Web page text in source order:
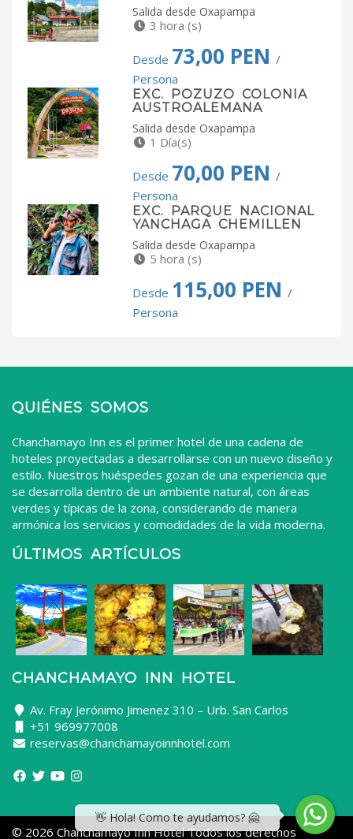
Salida desde Oxapampa
3 hora (s)
Desde 73,00 PEN /
Persona
EXC. POZUZO COLONIA
AUSTROALEMANA
Salida desde Oxapampa
1 Día(s)
Desde 70,00 PEN /
Persona
EXC. PARQUE NACIONAL
YANCHAGA CHEMILLEN
Salida desde Oxapampa
5 hora (s)
Desde 115,00 PEN /
Persona
QUIÉNES SOMOS
Chanchamayo Inn es el primer hotel de una cadena de
hoteles proyectadas a desarrollarse con un nuevo diseño y
estilo. Nuestros huéspedes gozan de una experiencia que
se desarrolla dentro de un ambiente natural, con áreas
verdes y típicas de la zona, considerando de manera
armónica los servicios y comodidades de la vida moderna.
ÚLTIMOS ARTÍCULOS
CHANCHAMAYO INN HOTEL
Av. Fray Jerónimo Jimenez 310 – Urb. San Carlos
+51 969977008
reservas@chanchamayoinnhotel.com
© 2026 Chanchamayo Inn Hotel Todos los derechos
👋 Hola! Como te ayudamos? 🤗